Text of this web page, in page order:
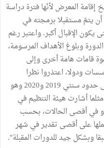
إقامة المعرض لأنّها فترة دراسة
أن يتمّ مستقبلا برمجته في
الإقبال أكبر. واعتبر رغم
وبلوغ الأهداف المرسومة،
قامات هامة أخرى وإلى
ودولا، اعتذروا نظرا
لالتزامات تجمعهم مع جهات أخرى إلى حدود سنتي 2019 و2020 وهو
أشارت هيئة التنظيم في
أو في أقصى الحالات، بحسب
عملها على أقصى تقدير في شهر
وبشكل جيد للدورات المقبلة".